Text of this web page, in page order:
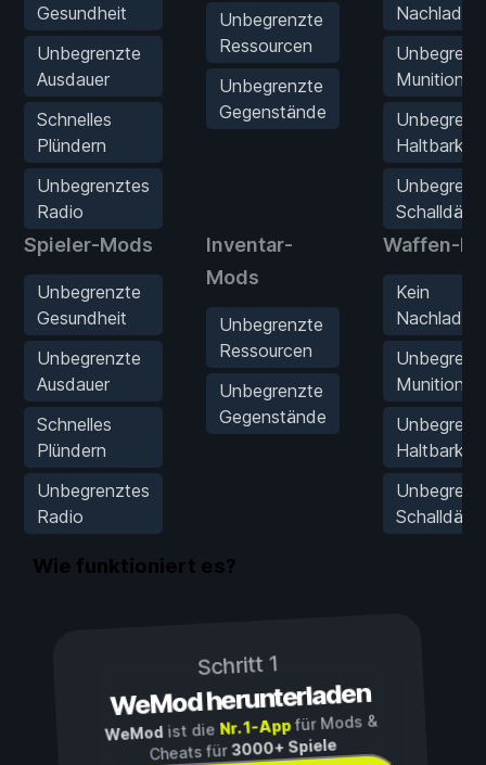
Gesundheit
Unbegrenzte
Ausdauer
Schnelles
Plündern
Unbegrenztes
Radio
Unbegrenzte
Ressourcen
Unbegrenzte
Gegenstände
Nachladen
Munition
Haltbarkeit
Spieler-Mods
Unbegrenzte
Gesundheit
Unbegrenzte
Ausdauer
Schnelles
Plündern
Unbegrenztes
Radio
Inventar-
Mods
Unbegrenzte
Ressourcen
Unbegrenzte
Gegenstände
Waffen-
Kein
Nachladen
Munition
Haltbarkeit
Wie funktioniert es?
Schritt 1
WeMod herunterladen
WeMod ist die Nr. 1-Appfür Mods &
Cheats für3000+ Spiele